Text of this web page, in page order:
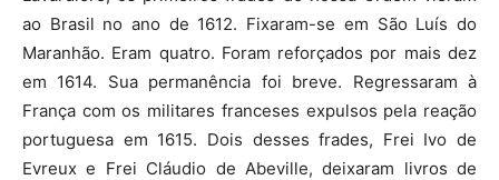
ao Brasil no ano de 1612. Fixaram-se em São Luís do
Maranhão. Eram quatro. Foram reforçados por mais dez
em 1614. Sua permanência foi breve. Regressaram à
França com os militares franceses expulsos pela reação
portuguesa em 1615. Dois desses frades, Frei Ivo de
Evreux e Frei Cláudio de Abeville, deixaram livros de